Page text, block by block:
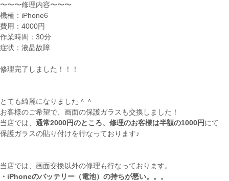
〜〜〜修理内容〜〜〜
機種：iPhone6
費用：4000円
作業時間：30分
症状：液晶故障
修理完了しました！！！
とても綺麗になりました＾＾
お客様のご希望で、画面の保護ガラスも交換しました！
当店では、 通常2000円のところ、修理のお客様は半額の1000円 にて
保護ガラスの貼り付けを行なっております♪
当店では、画面交換以外の修理も行なっております。
・iPhoneのバッテリー（電池）の持ちが悪い。。。